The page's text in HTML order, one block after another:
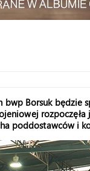
bwp Borsuk będzie
rozpoczęła
poddostawców i